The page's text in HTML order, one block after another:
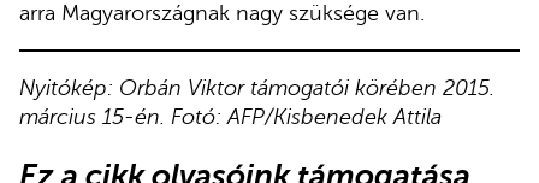
arra Magyarországnak nagy szüksége van.
Nyitókép: Orbán Viktor támogatói körében 2015.
március 15-én. Fotó: AFP/Kisbenedek Attila
Ez a cikk olvasóink támogatása